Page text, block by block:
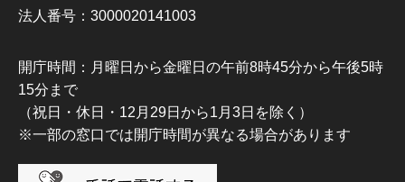
法人番号：3000020141003
開庁時間：月曜日から金曜日の午前8時45分から午後5時
15分まで
（祝日・休日・12月29日から1月3日を除く）
※一部の窓口では開庁時間が異なる場合があります